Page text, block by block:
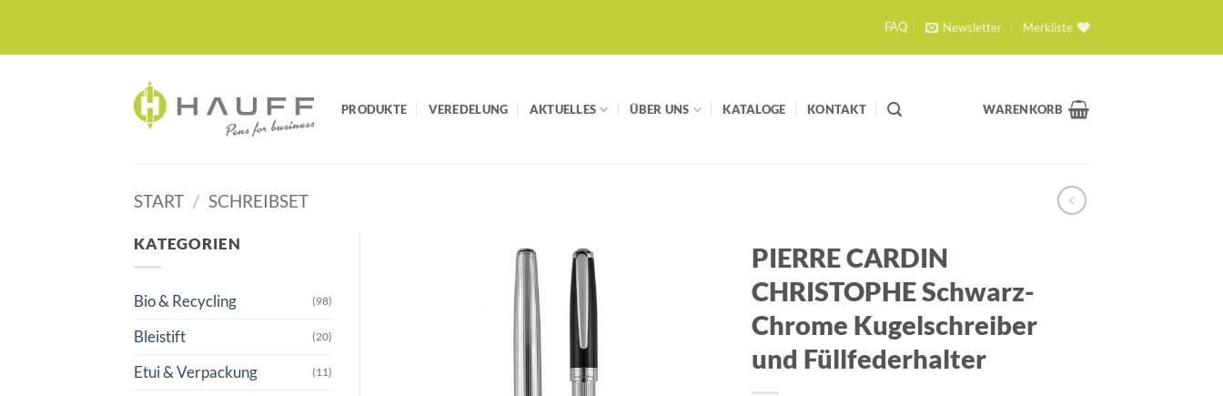
springen
FAQ Newsletter Merkliste
PRODUKTE VEREDELUNG AKTUELLES ÜBER UNS KATALOGE KONTAKT WARENKORB
START / SCHREIBSET
KATEGORIEN
Bio & Recycling (98)
Bleistift (20)
Etui & Verpackung (11)
PIERRE CARDIN
CHRISTOPHE Schwarz-
Chrome Kugelschreiber
und Füllfederhalter